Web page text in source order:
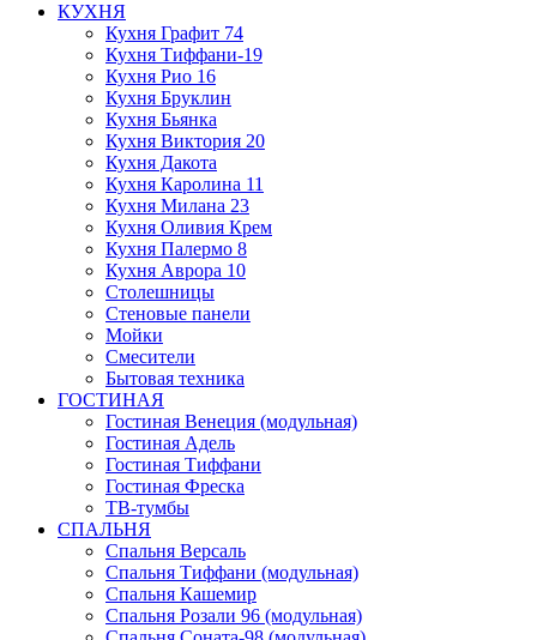
КУХНЯ
Кухня Графит 74
Кухня Тиффани-19
Кухня Рио 16
Кухня Бруклин
Кухня Бьянка
Кухня Виктория 20
Кухня Дакота
Кухня Каролина 11
Кухня Милана 23
Кухня Оливия Крем
Кухня Палермо 8
Кухня Аврора 10
Столешницы
Стеновые панели
Мойки
Смесители
Бытовая техника
ГОСТИНАЯ
Гостиная Венеция (модульная)
Гостиная Адель
Гостиная Тиффани
Гостиная Фреска
ТВ-тумбы
СПАЛЬНЯ
Спальня Версаль
Спальня Тиффани (модульная)
Спальня Кашемир
Спальня Розали 96 (модульная)